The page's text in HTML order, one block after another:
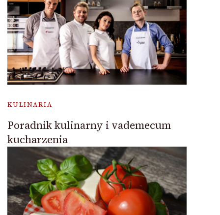
KULINARIA
Poradnik kulinarny i vademecum
kucharzenia